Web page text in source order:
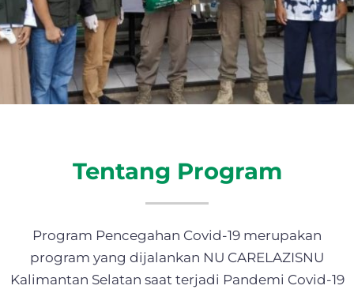
Tentang Program
Program Pencegahan Covid-19 merupakan
program yang dijalankan NU CARELAZISNU
Kalimantan Selatan saat terjadi Pandemi Covid-19